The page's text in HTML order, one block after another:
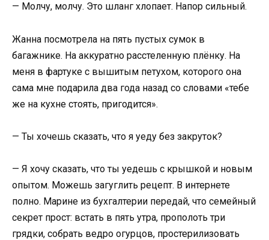
— Молчу, молчу. Это шланг хлопает. Напор сильный.
Жанна посмотрела на пять пустых сумок в
багажнике. На аккуратно расстеленную плёнку. На
меня в фартуке с вышитым петухом, которого она
сама мне подарила два года назад со словами «тебе
же на кухне стоять, пригодится».
— Ты хочешь сказать, что я уеду без закруток?
— Я хочу сказать, что ты уедешь с крышкой и новым
опытом. Можешь загуглить рецепт. В интернете
полно. Марине из бухгалтерии передай, что семейный
секрет прост: встать в пять утра, прополоть три
грядки, собрать ведро огурцов, простерилизовать